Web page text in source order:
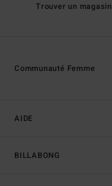
Trouver un magasin
AIDE
BILLABONG
Communauté Femme